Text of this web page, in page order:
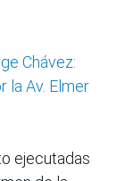
Chávez:
la Av. Elmer
ejecutadas